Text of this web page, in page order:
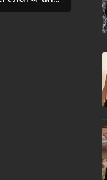
गहरी